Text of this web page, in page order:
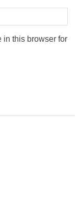
in this browser for